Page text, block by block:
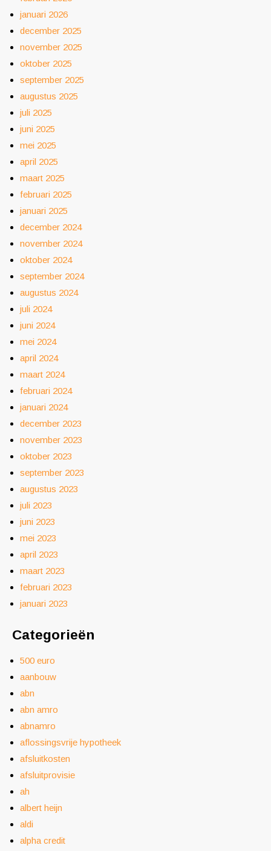
januari 2026
december 2025
november 2025
oktober 2025
september 2025
augustus 2025
juli 2025
juni 2025
mei 2025
april 2025
maart 2025
februari 2025
januari 2025
december 2024
november 2024
oktober 2024
september 2024
augustus 2024
juli 2024
juni 2024
mei 2024
april 2024
maart 2024
februari 2024
januari 2024
december 2023
november 2023
oktober 2023
september 2023
augustus 2023
juli 2023
juni 2023
mei 2023
april 2023
maart 2023
februari 2023
januari 2023
Categorieën
500 euro
aanbouw
abn
abn amro
abnamro
aflossingsvrije hypotheek
afsluitkosten
afsluitprovisie
ah
albert heijn
aldi
alpha credit